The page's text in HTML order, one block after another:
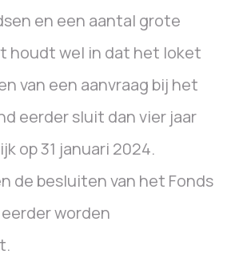
en een aantal grote
houdt wel in dat het loket
van een aanvraag bij het
eerder sluit dan vier jaar
op 31 januari 2024.
de besluiten van het Fonds
worden